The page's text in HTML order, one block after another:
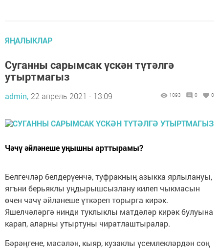
ЯҢАЛЫКЛАР
Суганны сарымсак үскән түтәлгә
утыртмагыз
admin, 22 апрель 2021 - 13:09 1093 0 0
Чәчү әйләнеше уңышны арттырамы?
Белгечләр белдерүенчә, туфракның азыкка ярлылануы,
ягъни берьяклы уңдырышсызлану килеп чыкмасын
өчен чәчү әйләнеше үткәреп торырга кирәк.
Яшелчәләргә нинди туклыклы матдәләр кирәк булуына
карап, аларны утыртуны чиратлаштыралар.
Бәрәңгене, мәсәлән, кыяр, кузаклы үсемлекләрдән соң